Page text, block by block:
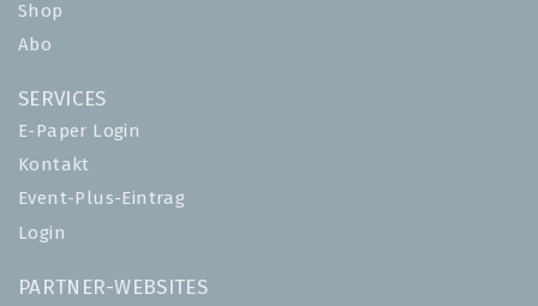
Shop
Abo
SERVICES
E-Paper Login
Kontakt
Event-Plus-Eintrag
Login
PARTNER-WEBSITES